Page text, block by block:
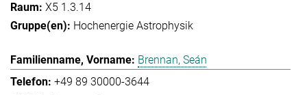
X5 1.3.14
Hochenergie Astrophysik
Brennan, Seán
+49 89 30000-3644